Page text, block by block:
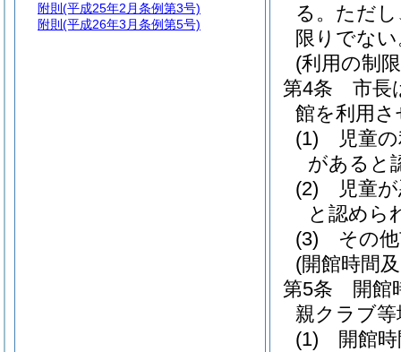
る。 ただ
限りでな
(利用の制
第4条
市長
館を利用
(1)
児童
があると
(2)
児童
と認めら
(3)
その
(開館時間
第5条
開館
親クラブ
(1)
開館
附則 (平成25年2月条例第3号)
附則 (平成26年3月条例第5号)